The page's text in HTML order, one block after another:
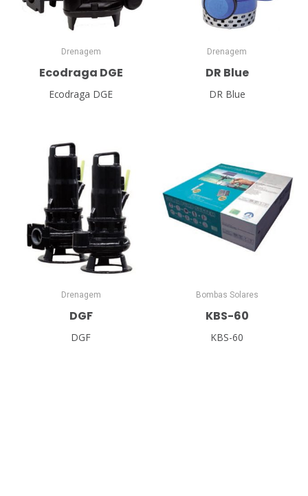
Drenagem
Ecodraga DGE
Ecodraga DGE
Drenagem
DR Blue
DR Blue
Drenagem
DGF
DGF
Bombas Solares
KBS-60
KBS-60